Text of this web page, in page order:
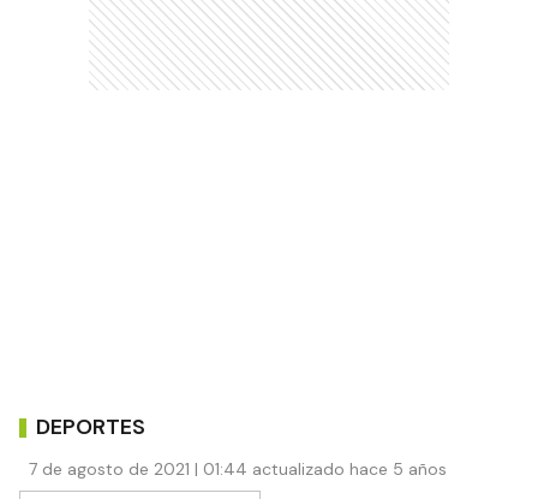
DEPORTES
7 de agosto de 2021 | 01:44 actualizado hace 5 años